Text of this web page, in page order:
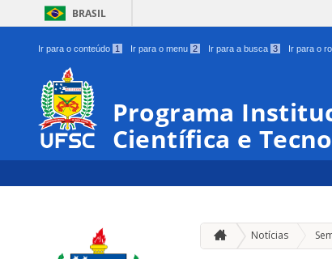
BRASIL
Ir para o conteúdo 1 Ir para o menu 2 Ir para a busca 3 Ir para o
Programa
Científica e
Notícias